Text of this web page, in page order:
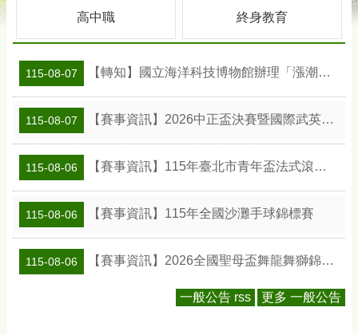
高中職 終身教育
115-08-07 【轉知】國立海洋科技博物館辦理「漲潮時刻—原民智慧主題探索課程」參訪補助案
115-08-07 【賽事資訊】2026中正盃決賽暨國際武英盃武術精英錦標賽
115-08-06 【賽事資訊】115年臺北市青年盃法式滾球錦標賽
115-08-06 【賽事資訊】115年全國沙灘手球錦標賽
115-08-06 【賽事資訊】2026全國聖母盃舞龍舞獅錦標賽
一般公告 rss 更多 一般公告